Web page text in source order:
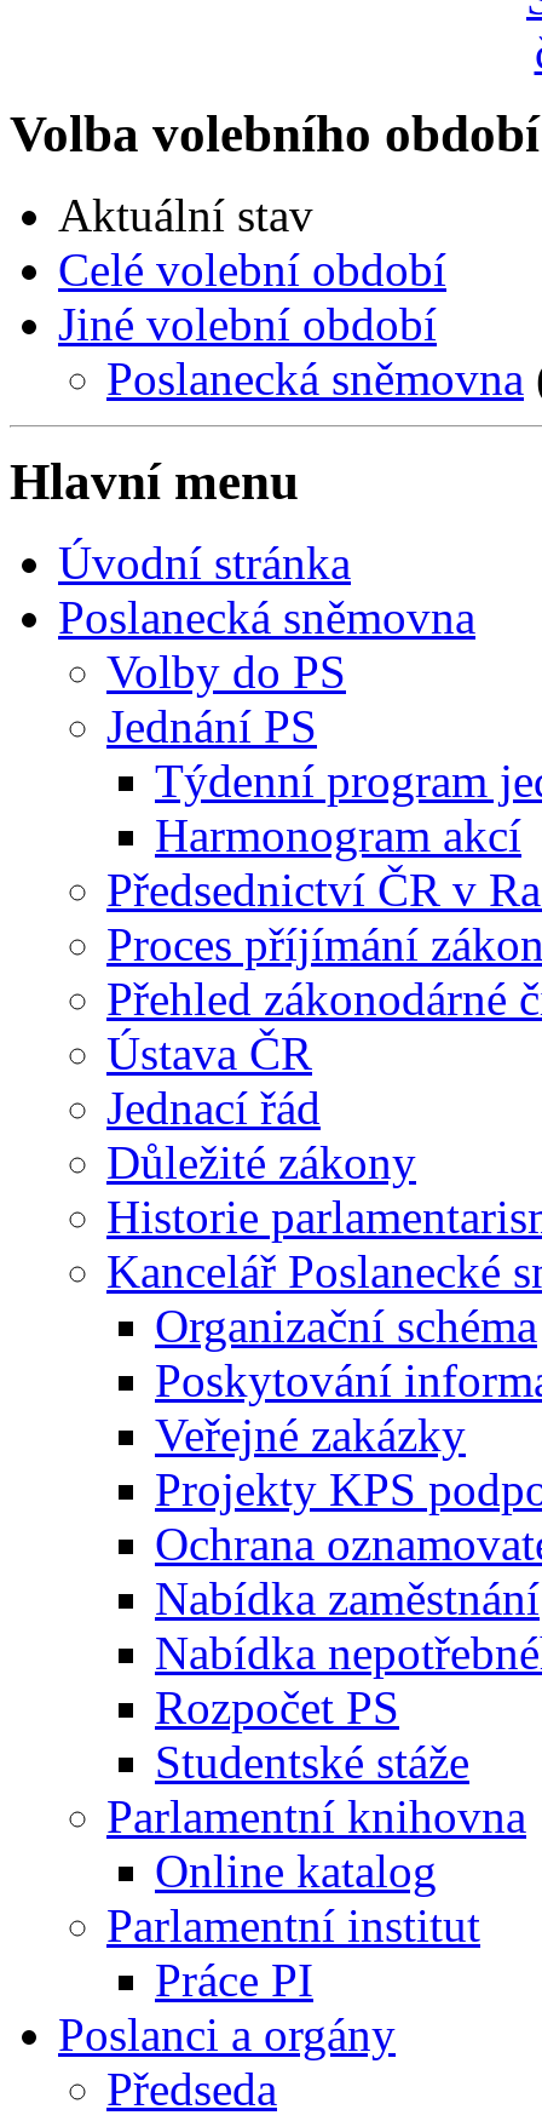
Volba volebního období
Aktuální stav
Celé volební období
Jiné volební období
Poslanecká sněmovna
Hlavní menu
Úvodní stránka
Poslanecká sněmovna
Volby do PS
Jednání PS
Týdenní program
Harmonogram akcí
Předsednictví ČR v
Proces příjímání
Přehled zákonodárné
Ústava ČR
Jednací řád
Důležité zákony
Historie
Kancelář Poslanecké
Organizační schéma
Poskytování
Veřejné zakázky
Projekty KPS
Ochrana
Nabídka zaměstnání
Nabídka
Rozpočet PS
Studentské stáže
Parlamentní knihovna
Online katalog
Parlamentní institut
Práce PI
Poslanci a orgány
Předseda